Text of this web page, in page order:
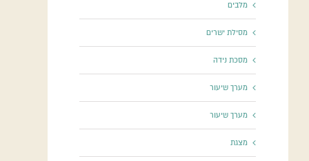
מלבים
מסילת ישרים
מסכת נידה
מערך שיעור
מערך שיעור
מצגת